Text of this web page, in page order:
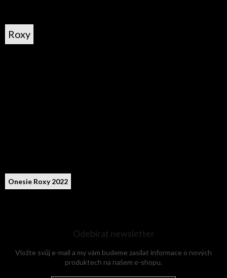
Roxy
Onesie Roxy 2022
Odebírat newsletter
Vložte svůj e-mail a my vám budeme zasílat informace o nových
produktech na našem e-shopu.